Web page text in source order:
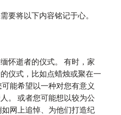
要将以下内容铭记于心。
怀逝者的仪式。 有时，家
仪式，比如点蜡烛或聚在一
能希望以一种对您有意义
。 或者您可能想以较为公
网上追悼、为他们打造纪